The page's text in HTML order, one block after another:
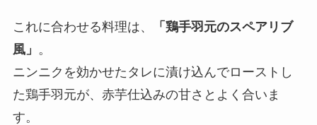
これに合わせる料理は、
「鶏手羽元のスペアリブ
風」 。
ニンニクを効かせたタレに漬け込んでローストし
た鶏手羽元が、赤芋仕込みの甘さとよく合いま
す。